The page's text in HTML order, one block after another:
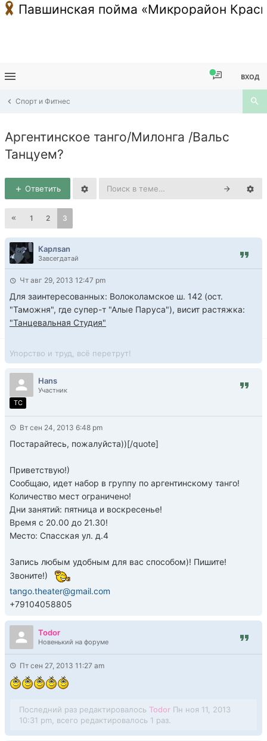
Павшинская пойма «Микрорайон
ВХОД
Спорт и Фитнес
Аргентинское танго/Милонга /Вальс
Танцуем?
Ответить
1 2 3
Карлsan
Завсегдатай
Чт авг 29, 2013 12:47 pm
Для заинтересованных: Волоколамское ш. 142 (ост.
"Таможня", где супер-т "Алые Паруса"), висит растяжка:
"Танцевальная Студия"
Упорство и труд, всё перетрут!
Hans
Участник
TC
Вт сен 24, 2013 6:48 pm
Постарайтесь, пожалуйста))[/quote]
Приветствую!)
Сообщаю, идет набор в группу по аргентинскому танго!
Количество мест ограничено!
Дни занятий: пятница и воскресенье!
Время с 20.00 до 21.30!
Место: Спасская ул. д.4
Запись любым удобным для вас способом)! Пишите!
Звоните!)
tango.theater@gmail.com
+79104058805
Todor
Новенький на форуме
Пт сен 27, 2013 11:27 am
Последний раз редактировалось Todor Пн ноя 11, 2013
10:31 pm, всего редактировалось 1 раз.